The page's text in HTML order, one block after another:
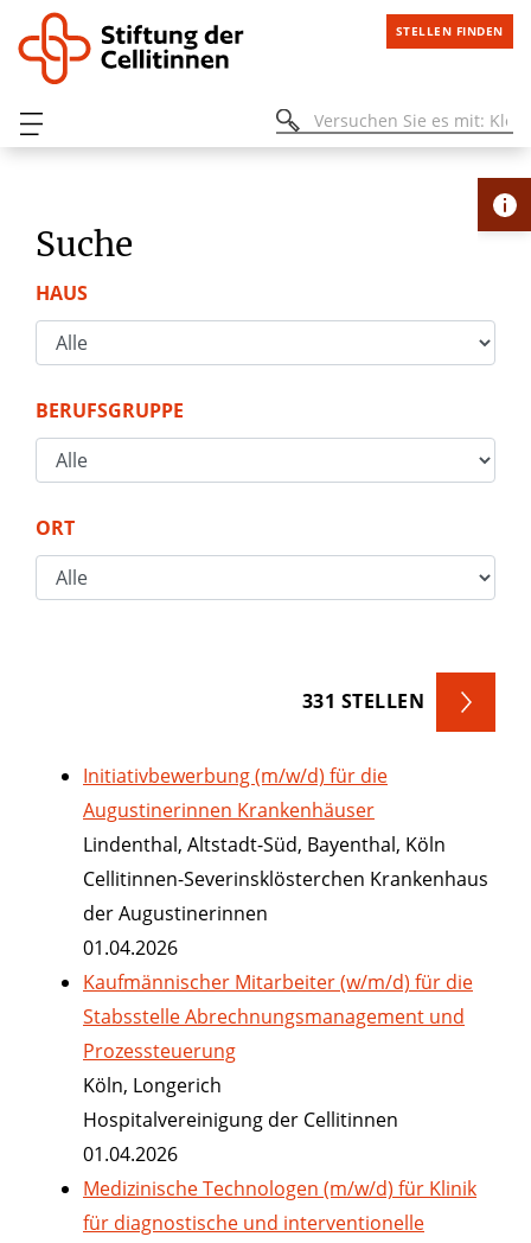
STELLEN FINDEN
Suche
HAUS
BERUFSGRUPPE
ORT
331 STELLEN
Initiativbewerbung (m/w/d) für die
Augustinerinnen Krankenhäuser
Lindenthal, Altstadt-Süd, Bayenthal, Köln
Cellitinnen-Severinsklösterchen Krankenhaus
der Augustinerinnen
01.04.2026
Kaufmännischer Mitarbeiter (w/m/d) für die
Stabsstelle Abrechnungsmanagement und
Prozessteuerung
Köln, Longerich
Hospitalvereinigung der Cellitinnen
01.04.2026
Medizinische Technologen (m/w/d) für Klinik
für diagnostische und interventionelle